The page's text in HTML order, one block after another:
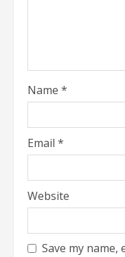
Name *
Email *
Website
Save my name,